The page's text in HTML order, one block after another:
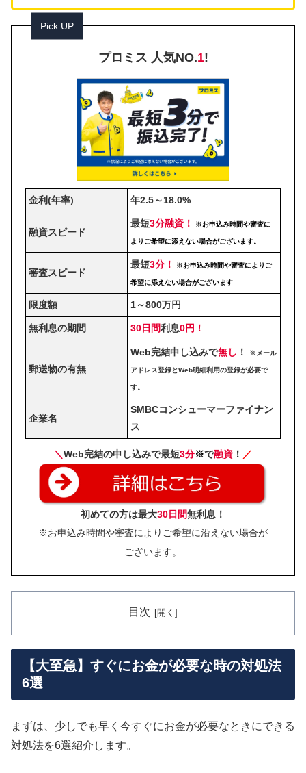
Pick UP
プロミス 人気NO.1!
金利(年率) 年2.5～18.0%
融資スピード
最短3分融資！ ※お申込み時間や審査に
よりご希望に添えない場合がございます。
審査スピード
最短3分！ ※お申込み時間や審査によりご
希望に添えない場合がございます
限度額 1～800万円
無利息の期間 30日間利息0円！
郵送物の有無
Web完結申し込みで無し ！ ※メール
アドレス登録とWeb明細利用の登録が必要で
す。
企業名
SMBCコンシューマーファイナン
ス
＼Web完結の申し込みで最短3分※で融資 ！ ／
初めての方は最大30日間無利息！
※お申込み時間や審査によりご希望に沿えない場合が
ございます。
目次
【大至急】すぐにお金が必要な時の対処法
6選
まずは、少しでも早く今すぐにお金が必要なときにできる
対処法を6選紹介します。